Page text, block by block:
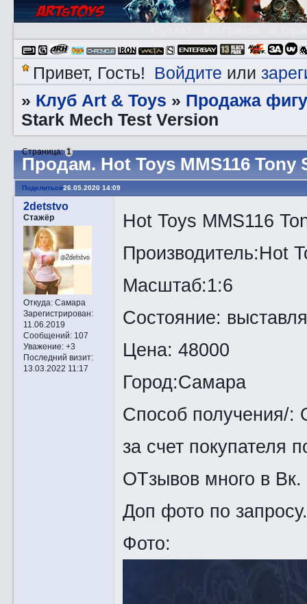
Привет, Гость! Войдите или
» Клуб Art & Toys » Продажа
Stark Mech Test Version
Прoдам. Hot Toys MMS116 Tony
Страница:1
Поделиться26.05.2020 14:09
2detstvo
Стажёр
Откуда:Самара
Зарегистрирован:
11.06.2019
Сообщений:107
Уважение: +3
Последний визит:
13.03.2022 11:17
Hot Toys MMS116
Производитель:Hot
Масштаб:1:6
Состояние:
Цена: 48000
Город:Самара
Способ получения/:
за счет покупателя
ОТзывов много в Вк.
Доп фото по запросу.
Фото: